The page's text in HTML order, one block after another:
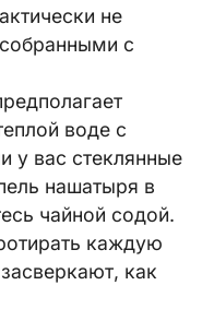
не
с
воде с
вас стеклянные
нашатыря в
чайной содой.
каждую
как